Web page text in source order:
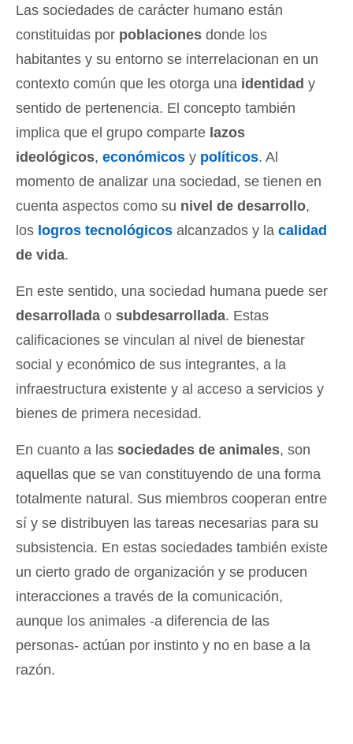
Las sociedades de carácter humano están
constituidas por poblaciones donde los
habitantes y su entorno se interrelacionan en un
contexto común que les otorga una identidad y
sentido de pertenencia. El concepto también
implica que el grupo comparte lazos
ideológicos, económicos y políticos. Al
momento de analizar una sociedad, se tienen en
cuenta aspectos como su nivel de desarrollo,
los logros tecnológicos alcanzados y la calidad
de vida.
En este sentido, una sociedad humana puede ser
desarrollada o subdesarrollada. Estas
calificaciones se vinculan al nivel de bienestar
social y económico de sus integrantes, a la
infraestructura existente y al acceso a servicios y
bienes de primera necesidad.
En cuanto a las sociedades de animales, son
aquellas que se van constituyendo de una forma
totalmente natural. Sus miembros cooperan entre
sí y se distribuyen las tareas necesarias para su
subsistencia. En estas sociedades también existe
un cierto grado de organización y se producen
interacciones a través de la comunicación,
aunque los animales -a diferencia de las
personas- actúan por instinto y no en base a la
razón.